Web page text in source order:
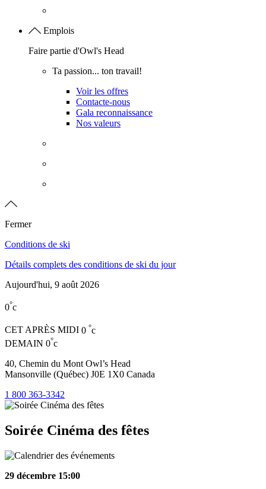
Emplois
Faire partie d'Owl's Head
Ta passion... ton travail!
Voir les offres
Contacte-nous
Gala reconnaissance
Nos valeurs
Fermer
Conditions de ski
Détails complets des conditions de ski du jour
Aujourd'hui, 9 août 2026
0°c
CET APRÈS MIDI 0 °c
DEMAIN 0°c
40, Chemin du Mont Owl’s Head
Mansonville (Québec) J0E 1X0 Canada
1 800 363-3342
Soirée Cinéma des fêtes
29 décembre 15:00